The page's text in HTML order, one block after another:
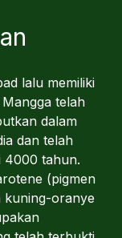
lalu memiliki
telah
dalam
dan telah
4000 tahun.
(pigmen
kuning-oranye